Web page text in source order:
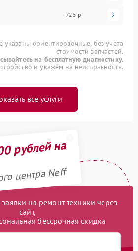
725 р
указаны ориентировочные, без учета
стоимости запчастей.
на бесплатную диагностику.
и укажем на неисправность.
все услуги
рублей на
центра Neff
на ремонт техники через
сайт,
бессрочная скидка